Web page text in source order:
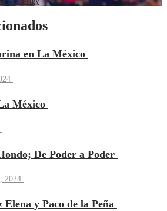
en La México
México
De Poder a Poder
2024
y Paco de la Peña